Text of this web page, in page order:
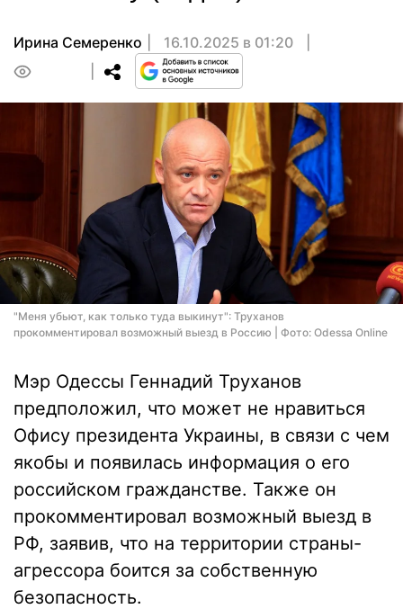
Ирина Семеренко
16.10.2025 в 01:20
"Меня убьют, как только туда выкинут": Труханов
прокомментировал возможный выезд в Россию | Фото: Odessa Online
Мэр Одессы Геннадий Труханов
предположил, что может не нравиться
Офису президента Украины, в связи с чем
якобы и появилась информация о его
российском гражданстве. Также он
прокомментировал возможный выезд в
РФ, заявив, что на территории страны-
агрессора боится за собственную
безопасность.